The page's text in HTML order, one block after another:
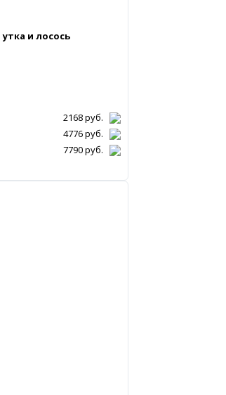
и лосось
2168руб.
4776руб.
7790руб.